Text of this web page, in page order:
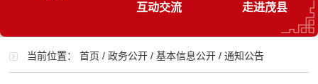
互动交流 走进茂县
当前位置：首页 /政务公开 /基本信息公开 /通知公告